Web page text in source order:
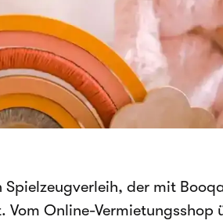
Spielzeugverleih, der mit
Vom Online-Vermietungsshop